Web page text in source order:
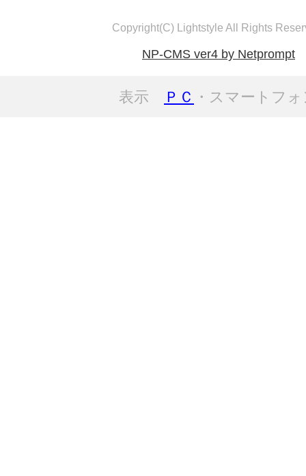
Copyright(C) Lightstyle All Rights
NP-CMS ver4 by Netprompt
表示 ＰＣ ・スマートフ